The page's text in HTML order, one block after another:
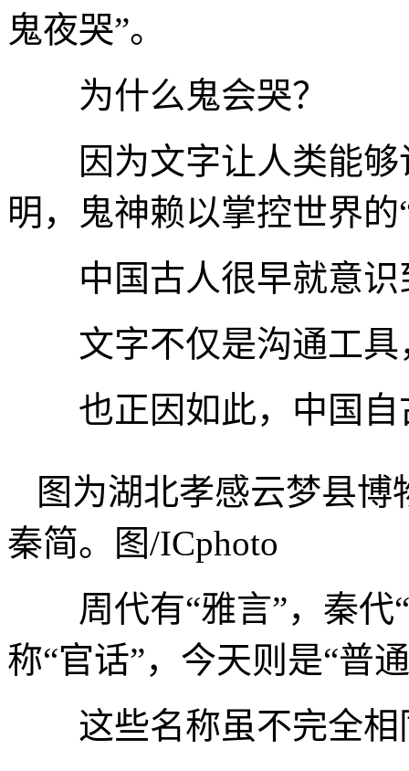
鬼夜哭”。
为什么鬼会哭？
因为文字让人类能够
明，鬼神赖以掌控世界
中国古人很早就意识
文字不仅是沟通工具
也正因如此，中国自
图为湖北孝感云梦县
秦简。图/ICphoto
周代有“雅言”，秦代“
称“官话”，今天则是“普
这些名称虽不完全相